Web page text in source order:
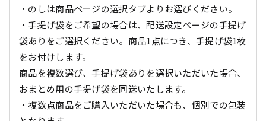
・のしは商品ページの選択タブよりお選びください。
・手提げ袋をご希望の場合は、配送設定ページの手提げ
袋ありをご選択ください。商品1点につき、手提げ袋1枚
をお付けします。
商品を複数選び、手提げ袋ありを選択いただいた場合、
おまとめ用の手提げ袋を同送いたします。
・複数点商品をご購入いただいた場合も、個別での包装